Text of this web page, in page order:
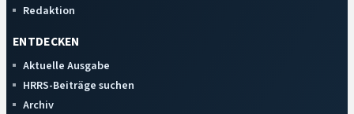
Redaktion
ENTDECKEN
Aktuelle Ausgabe
HRRS-Beiträge suchen
Archiv